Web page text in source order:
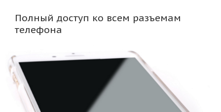
Полный доступ ко всем разъемам
телефона